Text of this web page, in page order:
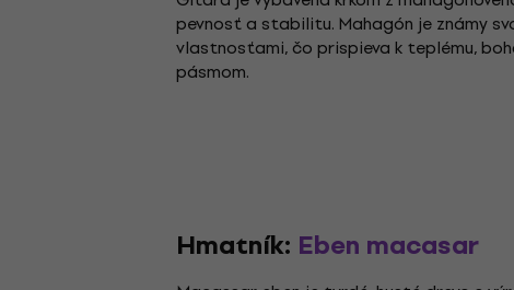
pevnosť a stabilitu. Mahagón je známy
vlastnosťami, čo prispieva k teplému,
pásmom.
Hmatník: Eben macasar